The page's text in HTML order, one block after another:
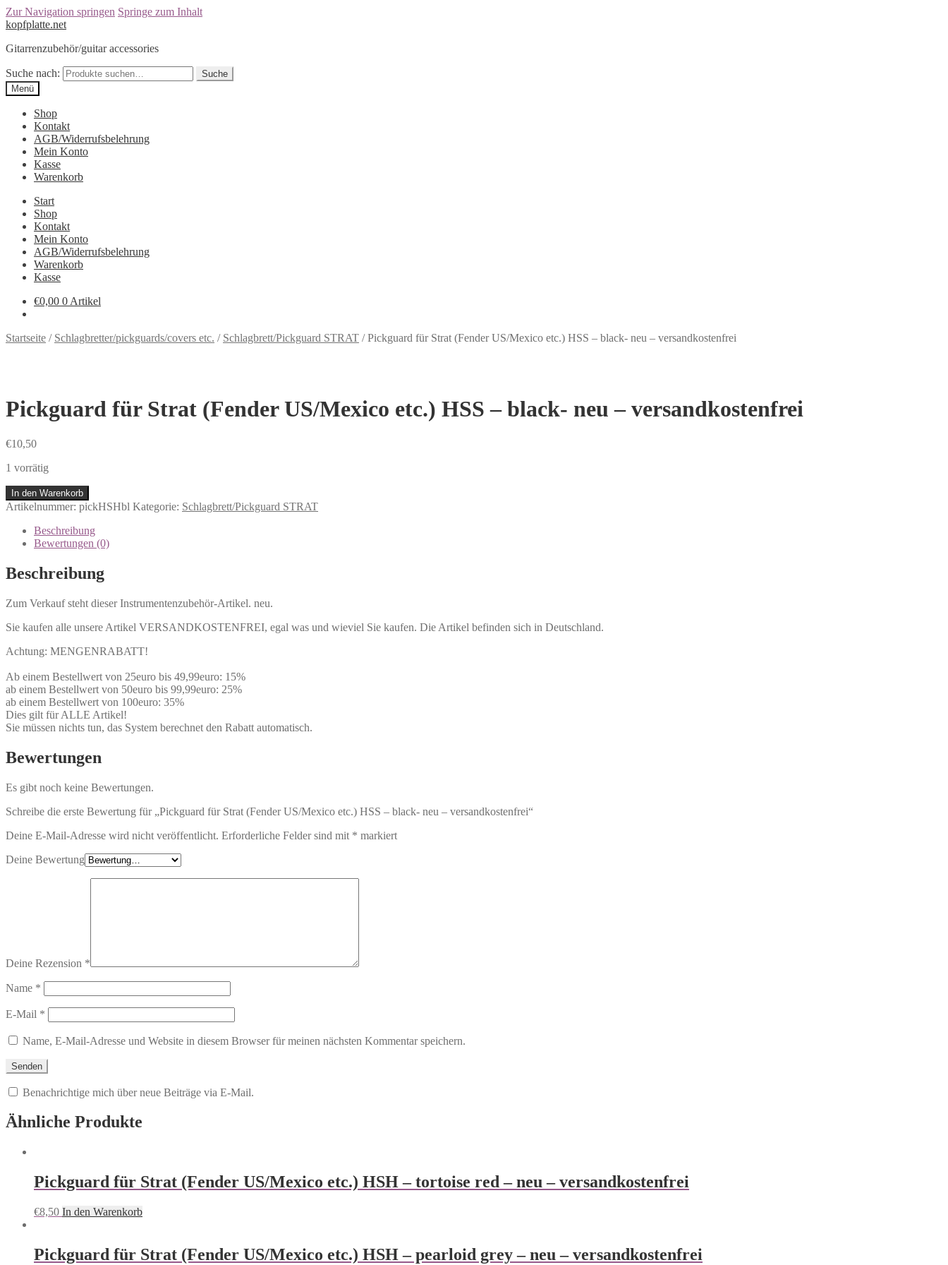
Zur Navigation springen Springe zum Inhalt
kopfplatte.net
Gitarrenzubehör/guitar accessories
Suche nach:
Suche
Menü
Shop
Kontakt
AGB/Widerrufsbelehrung
Mein Konto
Kasse
Warenkorb
Start
Shop
Kontakt
Mein Konto
AGB/Widerrufsbelehrung
Warenkorb
Kasse
€0,00 0 Artikel
Startseite / Schlagbretter/pickguards/covers etc. / Schlagbrett/Pickguard STRAT /Pickguard für Strat (Fender US/Mexico etc.) HSS – black- neu – versandkostenfrei
Pickguard für Strat (Fender US/Mexico etc.) HSS – black- neu – versandkostenfrei
€10,50
1 vorrätig
In den Warenkorb
Artikelnummer: pickHSHbl Kategorie: Schlagbrett/Pickguard STRAT
Beschreibung
Bewertungen (0)
Beschreibung
Zum Verkauf steht dieser Instrumentenzubehör-Artikel. neu.
Sie kaufen alle unsere Artikel VERSANDKOSTENFREI, egal was und wieviel Sie kaufen. Die Artikel befinden sich in Deutschland.
Achtung: MENGENRABATT!
Ab einem Bestellwert von 25euro bis 49,99euro: 15%
ab einem Bestellwert von 50euro bis 99,99euro: 25%
ab einem Bestellwert von 100euro: 35%
Dies gilt für ALLE Artikel!
Sie müssen nichts tun, das System berechnet den Rabatt automatisch.
Bewertungen
Es gibt noch keine Bewertungen.
Schreibe die erste Bewertung für „Pickguard für Strat (Fender US/Mexico etc.) HSS – black- neu – versandkostenfrei“
Deine E-Mail-Adresse wird nicht veröffentlicht. Erforderliche Felder sind mit * markiert
Deine Bewertung
Deine Rezension *
Name *
E-Mail *
Name, E-Mail-Adresse und Website in diesem Browser für meinen nächsten Kommentar speichern.
Benachrichtige mich über neue Beiträge via E-Mail.
Ähnliche Produkte
Pickguard für Strat (Fender US/Mexico etc.) HSH – tortoise red – neu – versandkostenfrei
€8,50 In den Warenkorb
Pickguard für Strat (Fender US/Mexico etc.) HSH – pearloid grey – neu – versandkostenfrei